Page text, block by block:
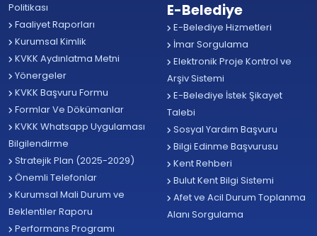
Politikası
Faaliyet Raporları
Kurumsal Kimlik
KVKK Aydınlatma Metni
Yönergeler
KVKK Başvuru Formu
Formlar Ve Dökümanlar
KVKK Whatsapp Uygulaması
Bilgilendirme
Stratejik Plan (2025-2029)
Önemli Telefonlar
Kurumsal Mali Durum ve
Beklentiler Raporu
Performans Programı
E-Belediye
E-Belediye Hizmetleri
İmar Sorgulama
Elektronik Proje Kontrol ve
Arşiv Sistemi
E-Belediye İstek Şikayet
Talebi
Sosyal Yardım Başvuru
Bilgi Edinme Başvurusu
Kent Rehberi
Bulut Kent Bilgi Sistemi
Afet ve Acil Durum Toplanma
Alanı Sorgulama